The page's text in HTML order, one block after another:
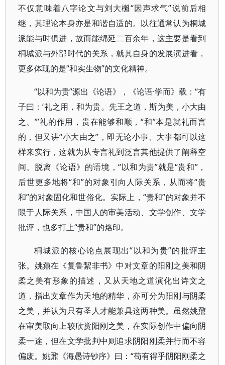
不仅意味着八字论文与刘大櫆“因声求气”说前后相
继，其理论本身亦是和谐自适的。以往通常认为桐城
派能与时俱进，故而能绵延二百余年，这主要是看到
桐城派与外部时代的关系，就其自身的发展演进看，
更多体现的是“和实生物”的文化精神。
“以和为贵”源出《论语》，《论语·学而》载：“有
子曰：‘礼之用，和为贵。先王之道，斯为美，小大由
之。’”礼的作用，贵在能够和顺，“和”本是就礼而言
的，但又讲“小大由之”，即无论小事、大事都可以这
样来实行，这就为从专言礼到泛言其他提供了阐释空
间。脱离《论语》的语境，“以和为贵”就是“贵和”，
后世更多地将“和”的对象引向人际关系，从而将“贵
和”的对象固化和世俗化。实际上，“贵和”的对象并不
限于人际关系，中国人的审美活动、文学创作、文学
批评，也多打上“贵和”的烙印。
桐城派的核心论点展现出“以和为贵”的批评主
张。姚鼐在《复鲁絜非书》中对文章的阳刚之美和阴
柔之美有形象的描述，又从天地之道演化出诗文之
道，指出文章作为天地的精华，亦可分为阳刚与阴柔
之美，并认为只有圣人才能兼具这两种美。虽然姚鼐
在审美取向上较欣赏阳刚之美，在实际创作中偏向阴
柔一途，但在文学批判中则追求阴阳刚柔并行而不容
偏废。姚鼐《海愚诗钞序》曰：“苟有得乎阴阳刚柔之